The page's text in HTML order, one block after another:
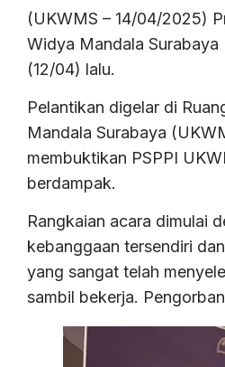
(UKWMS – 14/04/2025)
Widya Mandala
(12/04) lalu.
Pelantikan digelar di
Mandala Surabaya
membuktikan PSPPI
berdampak.
Rangkaian acara dimulai
kebanggaan tersendiri
yang sangat telah
sambil bekerja.